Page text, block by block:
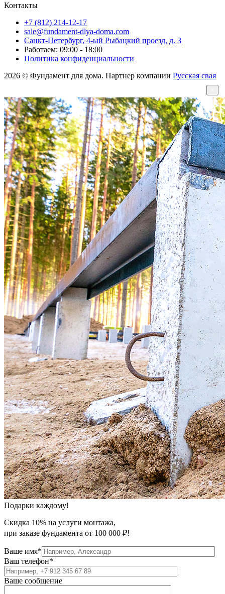
Контакты
+7 (812) 214-12-17
sale@fundament-dlya-doma.com
Санкт-Петербург, 4-ый Рыбацкий проезд, д. 3
Работаем: 09:00 - 18:00
Политика конфиденциальности
2026 © Фундамент для дома. Партнер компании Русская свая
Подарки каждому!
Скидка 10% на услуги монтажа,
при заказе фундамента от 100 000 ₽!
Ваше имя*
Ваш телефон*
Ваше сообщение